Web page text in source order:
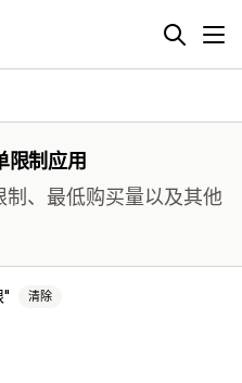
限制应用
、最低购买量以及其他
清除